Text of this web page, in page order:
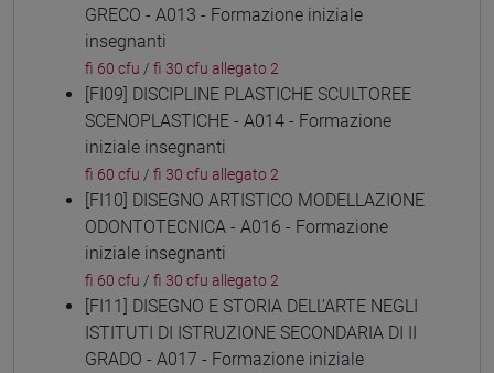
GRECO - A013 - Formazione iniziale
insegnanti
fi 60 cfu / fi 30 cfu allegato 2
[FI09] DISCIPLINE PLASTICHE SCULTOREE
SCENOPLASTICHE - A014 - Formazione
iniziale insegnanti
fi 60 cfu / fi 30 cfu allegato 2
[FI10] DISEGNO ARTISTICO MODELLAZIONE
ODONTOTECNICA - A016 - Formazione
iniziale insegnanti
fi 60 cfu / fi 30 cfu allegato 2
[FI11] DISEGNO E STORIA DELL'ARTE NEGLI
ISTITUTI DI ISTRUZIONE SECONDARIA DI II
GRADO - A017 - Formazione iniziale